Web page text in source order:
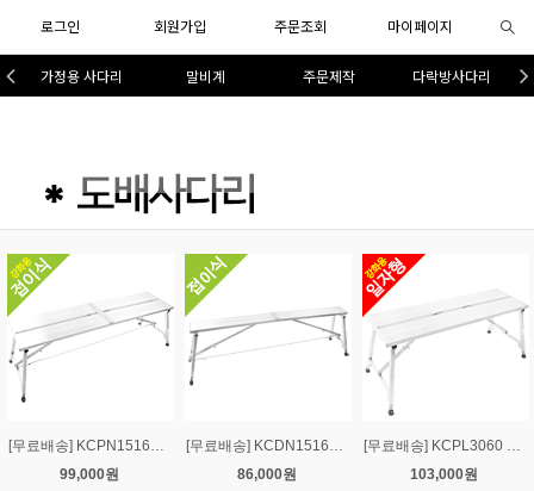
로그인 회원가입 주문조회 마이페이지
가정용 사다리 말비계 주문제작 다락방사다리
[무료배송] KCPN15160 강화용 접이식 고급 도배사다리폭:15 길이:160 높이:55-75
99,000원
[무료배송] KCDN15160 접이식 도배사다리폭:15 길이:160 높이:55-75
86,000원
[무료배송] KCPL3060 강화용 일자형 고급 도배사다리폭:30 길이:60 높이:55-75
103,000원